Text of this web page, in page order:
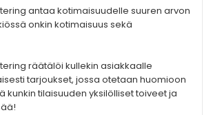
antaa kotimaisuudelle suuren arvon
onkin kotimaisuus sekä
räätälöi kullekin asiakkaalle
tarjoukset, jossa otetaan huomioon
kunkin tilaisuuden yksilölliset toiveet ja